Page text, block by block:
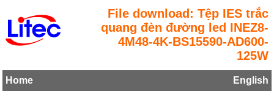
File download: Tệp IES trắc
quang đèn đường led INEZ8-
4M48-4K-BS15590-AD600-
125W
Home English